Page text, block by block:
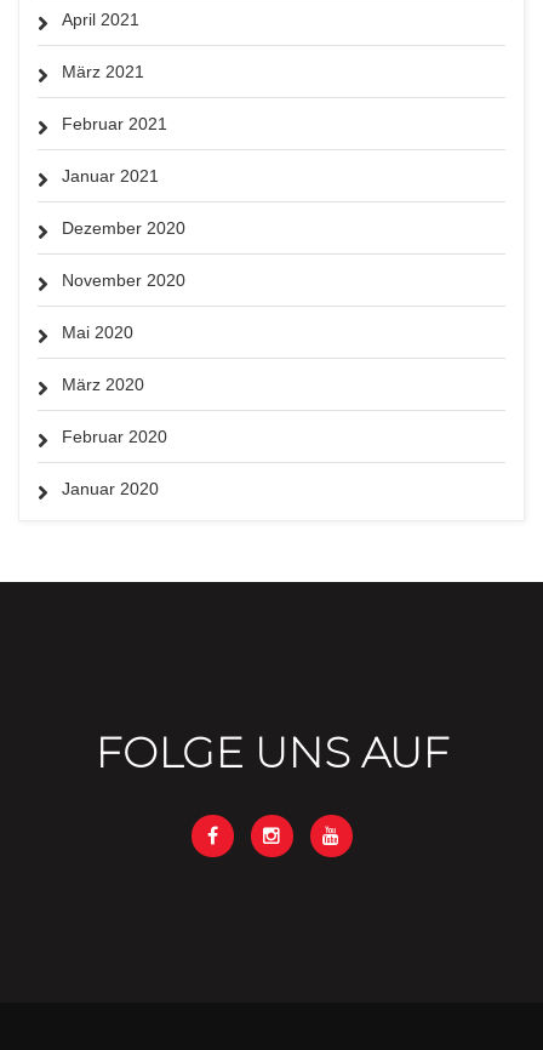
April 2021
März 2021
Februar 2021
Januar 2021
Dezember 2020
November 2020
Mai 2020
März 2020
Februar 2020
Januar 2020
FOLGE UNS AUF